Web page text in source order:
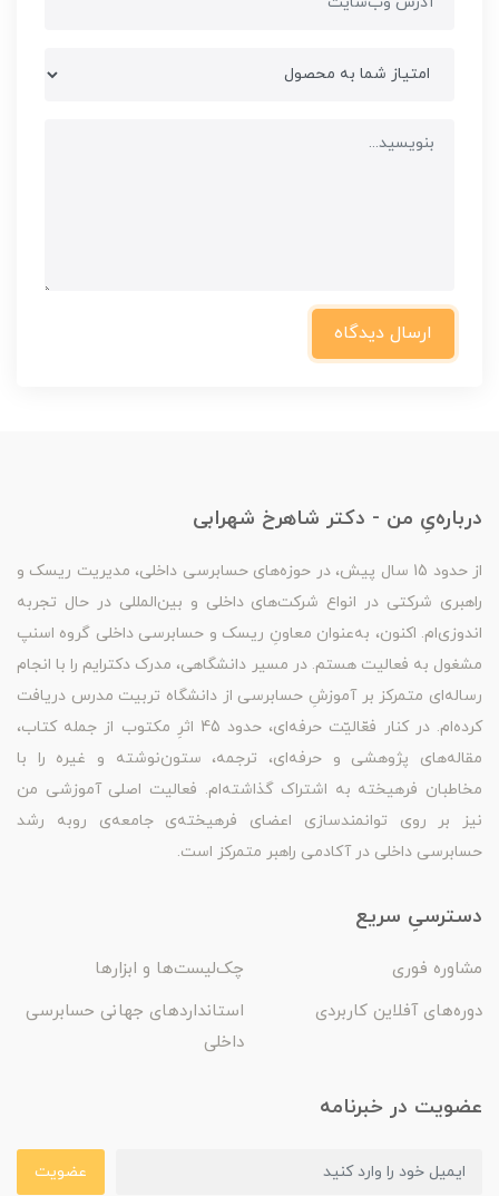
ارسال دیدگاه
درباره‌یِ من - دکتر شاهرخ شهرابی
از حدود 15 سال پیش، در حوزه‌های حسابرسی داخلی، مدیریت ریسک و
راهبری شرکتی در انواع شرکت‌های داخلی و بین‌المللی در حال تجربه
اندوزی‌ام. اکنون، به‌عنوان معاونِ ریسک و حسابرسی داخلی گروه اسنپ
مشغول به فعالیت هستم. در مسیر دانشگاهی، مدرک دکترایم را با انجام
رساله‌ای متمرکز بر آموزشِ حسابرسی از دانشگاه تربیت مدرس دریافت
کرده‌ام. در کنار فعّالیّت حرفه‌ای، حدود 45 اثرِ مکتوب از جمله کتاب،
مقاله‌های پژوهشی و حرفه‌ای، ترجمه، ستون‌نوشته و غیره را با
مخاطبان فرهیخته به اشتراک گذاشته‌ام. فعالیت اصلی آموزشی من
نیز بر روی توانمندسازی اعضای فرهیخته‌ی جامعه‌ی روبه رشد
حسابرسی داخلی در آکادمی راهبر متمرکز است.
دسترسیِ سریع
مشاوره فوری
چک‌لیست‌ها و ابزارها
دوره‌های آفلاین کاربردی
استانداردهای جهانی حسابرسی
داخلی
عضویت در خبرنامه
عضویت